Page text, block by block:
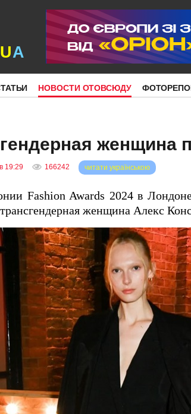
UA
НОВОСТИ ОТОВСЮДУ
женщина
19:29 166242 читати українською
Fashion Awards 2024 в
трансгендерная женщина Алекс